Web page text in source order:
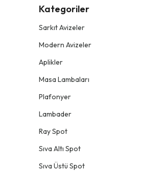
Kategoriler
Sarkıt Avizeler
Modern Avizeler
Aplikler
Masa Lambaları
Plafonyer
Lambader
Ray Spot
Sıva Altı Spot
Sıva Üstü Spot